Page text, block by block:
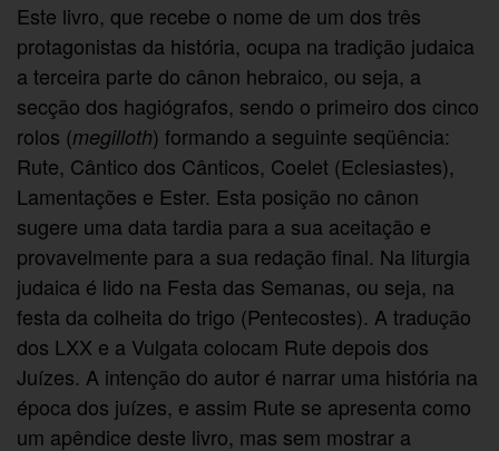
Este livro, que recebe o nome de um dos três
protagonistas da história, ocupa na tradição judaica
a terceira parte do cânon hebraico, ou seja, a
secção dos hagiógrafos, sendo o primeiro dos cinco
rolos (megilloth) formando a seguinte seqüência:
Rute, Cântico dos Cânticos, Coelet (Eclesiastes),
Lamentações e Ester. Esta posição no cânon
sugere uma data tardia para a sua aceitação e
provavelmente para a sua redação final. Na liturgia
judaica é lido na Festa das Semanas, ou seja, na
festa da colheita do trigo (Pentecostes). A tradução
dos LXX e a Vulgata colocam Rute depois dos
Juízes. A intenção do autor é narrar uma história na
época dos juízes, e assim Rute se apresenta como
um apêndice deste livro, mas sem mostrar a